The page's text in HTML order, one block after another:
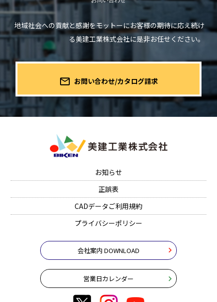
地域社会への貢献と感謝をモットーにお客様の期待に応え続け
る美建工業株式会社に是非お任せください。
mail_outline お問い合わせ/カタログ請求
お知らせ
正誤表
CADデータご利用規約
プライバシーポリシー
会社案内 DOWNLOAD
営業日カレンダー